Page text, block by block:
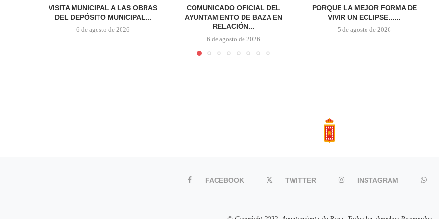
VISITA MUNICIPAL A LAS OBRAS
DEL DEPÓSITO MUNICIPAL...
6 de agosto de 2026
COMUNICADO OFICIAL DEL
AYUNTAMIENTO DE BAZA EN
RELACIÓN...
6 de agosto de 2026
PORQUE LA MEJOR FORMA DE
VIVIR UN ECLIPSE…...
5 de agosto de 2026
FACEBOOK TWITTER INSTAGRAM